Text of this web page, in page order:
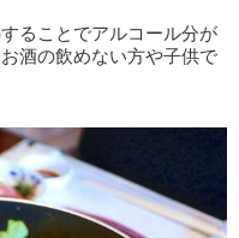
ることでアルコール分が
酒の飲めない方や子供で